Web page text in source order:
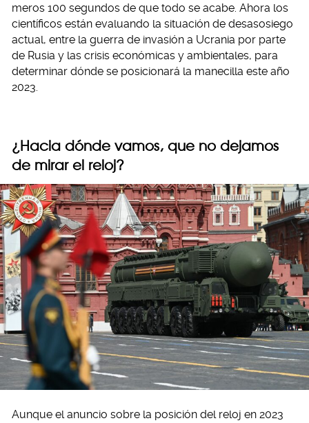
meros 100 segundos de que todo se acabe. Ahora los
científicos están evaluando la situación de desasosiego
actual, entre la guerra de invasión a Ucrania por parte
de Rusia y las crisis económicas y ambientales, para
determinar dónde se posicionará la manecilla este año
2023.
¿Hacia dónde vamos, que no dejamos
de mirar el reloj?
Aunque el anuncio sobre la posición del reloj en 2023